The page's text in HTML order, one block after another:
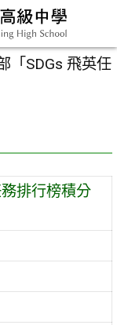
「SDGs 飛英任
排行榜積分